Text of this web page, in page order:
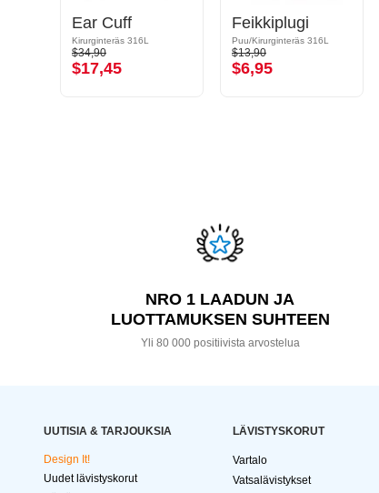
Ear Cuff
Kirurginteräs 316L
$34,90
$17,45
Feikkiplugi
Puu/Kirurginteräs 316L
$13,90
$6,95
NRO 1 LAADUN JA
LUOTTAMUKSEN SUHTEEN
Yli 80 000 positiivista arvostelua
UUTISIA & TARJOUKSIA
Design It!
Uudet lävistyskorut
LÄVISTYSKORUT
Vartalo
Vatsalävistykset